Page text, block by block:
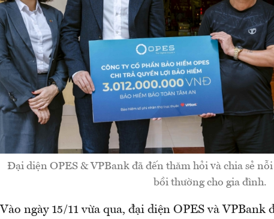
Đại diện OPES & VPBank đã đến thăm hỏi và chia sẻ
bồi thường cho gia đình.
Vào ngày 15/11 vừa qua, đại diện OPES và VPBank